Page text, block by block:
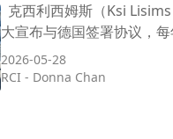
克西利西姆斯（Ksi
大宣布与德国签署协议，
2026-05-28
RCI - Donna Chan